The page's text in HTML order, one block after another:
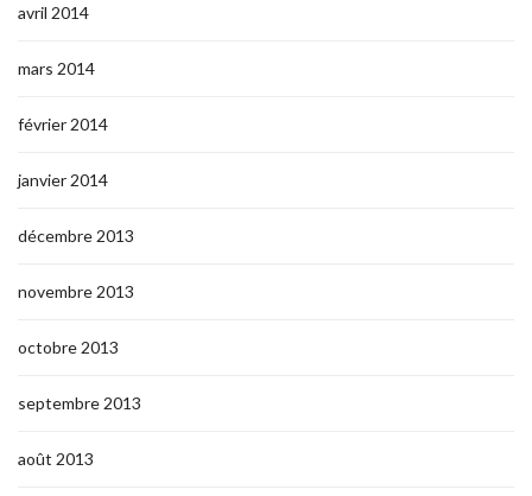
avril 2014
mars 2014
février 2014
janvier 2014
décembre 2013
novembre 2013
octobre 2013
septembre 2013
août 2013